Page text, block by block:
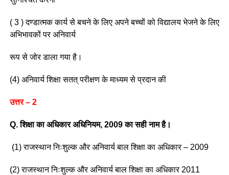
( 3 ) दण्डात्मक कार्य से बचने के लिए अपने बच्चों को विद्यालय भेजने के लिए
अभिभावकों पर अनिवार्य
रूप से जोर डाला गया है।
(4) अनिवार्य शिक्षा सतत् परीक्षण के माध्यम से प्रदान की
उत्तर – 2
Q. शिक्षा का अधिकार अधिनियम, 2009 का सही नाम है।
(1) राजस्थान निःशुल्क और अनिवार्य बाल शिक्षा का अधिकार – 2009
(2) राजस्थान निःशुल्क और अनिवार्य बाल शिक्षा का अधिकार 2011